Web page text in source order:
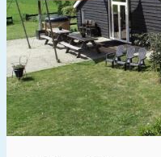
Hallenbad
Freibad
Kinderanimation